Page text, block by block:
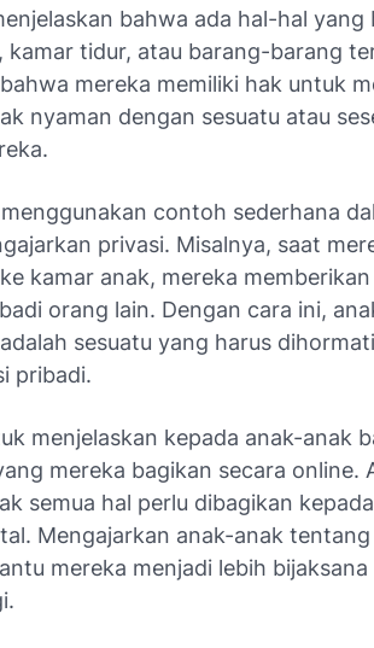
bahwa ada hal-hal
kamar tidur, atau barang-barang
mereka memiliki hak untuk
nyaman dengan sesuatu atau
contoh sederhana
privasi. Misalnya, saat
kamar anak, mereka
orang lain. Dengan cara ini,
sesuatu yang harus
pribadi.
menjelaskan kepada anak-anak
mereka bagikan secara online.
semua hal perlu dibagikan
Mengajarkan anak-anak
mereka menjadi lebih bijaksana